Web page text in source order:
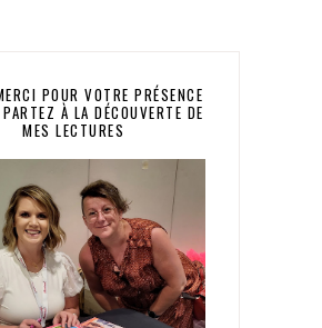
POUR VOTRE PRÉSENCE
À LA DÉCOUVERTE DE
MES LECTURES